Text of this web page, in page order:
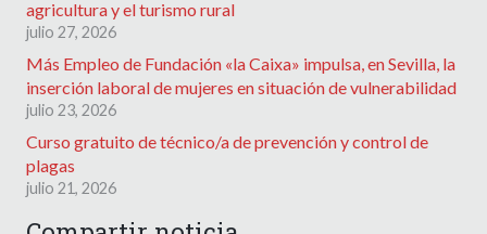
agricultura y el turismo rural
julio 27, 2026
Más Empleo de Fundación «la Caixa» impulsa, en Sevilla, la
inserción laboral de mujeres en situación de vulnerabilidad
julio 23, 2026
Curso gratuito de técnico/a de prevención y control de
plagas
julio 21, 2026